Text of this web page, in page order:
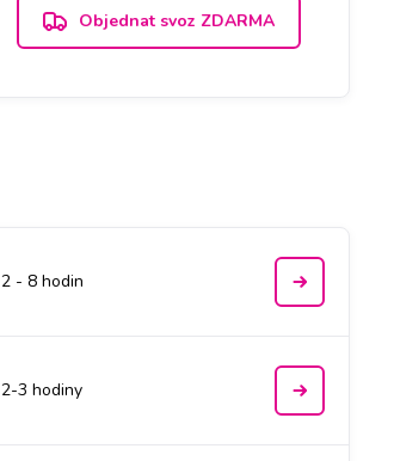
Objednat svoz ZDARMA
2 - 8 hodin
2-3 hodiny